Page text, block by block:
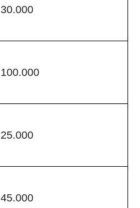
30.000
100.000
25.000
45.000